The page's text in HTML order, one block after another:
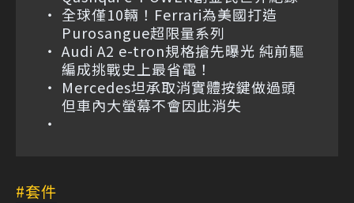
全球僅10輛！Ferrari為美國打造
Purosangue超限量系列
Audi A2 e-tron規格搶先曝光 純前驅
編成挑戰史上最省電！
Mercedes坦承取消實體按鍵做過頭
但車內大螢幕不會因此消失
套件